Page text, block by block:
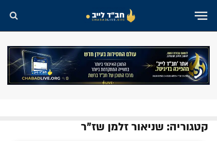
קטגוריה: שניאור זלמן שז"ר